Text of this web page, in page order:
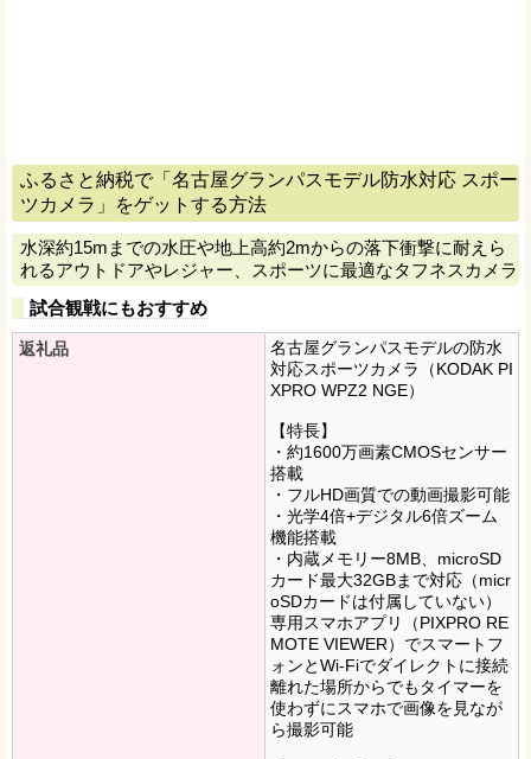
ふるさと納税で「名古屋グランパスモデル防水対応 スポー
ツカメラ」をゲットする方法
水深約15mまでの水圧や地上高約2mからの落下衝撃に耐えら
れるアウトドアやレジャー、スポーツに最適なタフネスカメラ
試合観戦にもおすすめ
返礼品
名古屋グランパスモデルの防水
対応スポーツカメラ（KODAK PI
XPRO WPZ2 NGE）
【特長】
・約1600万画素CMOSセンサー
搭載
・フルHD画質での動画撮影可能
・光学4倍+デジタル6倍ズーム
機能搭載
・内蔵メモリー8MB、microSD
カード最大32GBまで対応（micr
oSDカードは付属していない）
専用スマホアプリ（PIXPRO RE
MOTE VIEWER）でスマートフ
ォンとWi-Fiでダイレクトに接続
離れた場所からでもタイマーを
使わずにスマホで画像を見なが
ら撮影可能